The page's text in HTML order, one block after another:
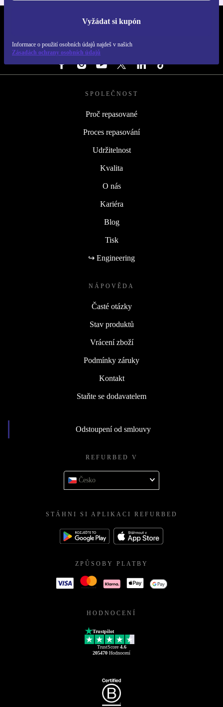
Vyžádat si kupón
Informace o použití osobních údajů najdeš v našich
Zásadách ochrany osobních údajů
REFURBED ČESKO - RETHINK NEW.
SLEDUJ NÁS
SPOLEČNOST
Proč repasované
Proces repasování
Udržitelnost
Kvalita
O nás
Kariéra
Blog
Tisk
↪ Engineering
NÁPOVĚDA
Časté otázky
Stav produktů
Vrácení zboží
Podmínky záruky
Kontakt
Staňte se dodavatelem
Odstoupení od smlouvy
REFURBED V
Česko
STÁHNI SI APLIKACI REFURBED
ZPŮSOBY PLATBY
HODNOCENÍ
Trustpilot
TrustScore 4.6
205470 Hodnocení